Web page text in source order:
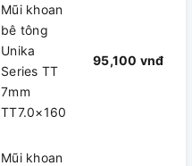
Mũi khoan
bê tông
Unika
Series TT
7mm
TT7.0×160
95,100 vnđ
Mũi khoan